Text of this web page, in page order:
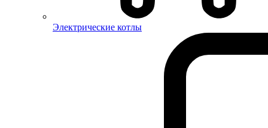
Электрические котлы